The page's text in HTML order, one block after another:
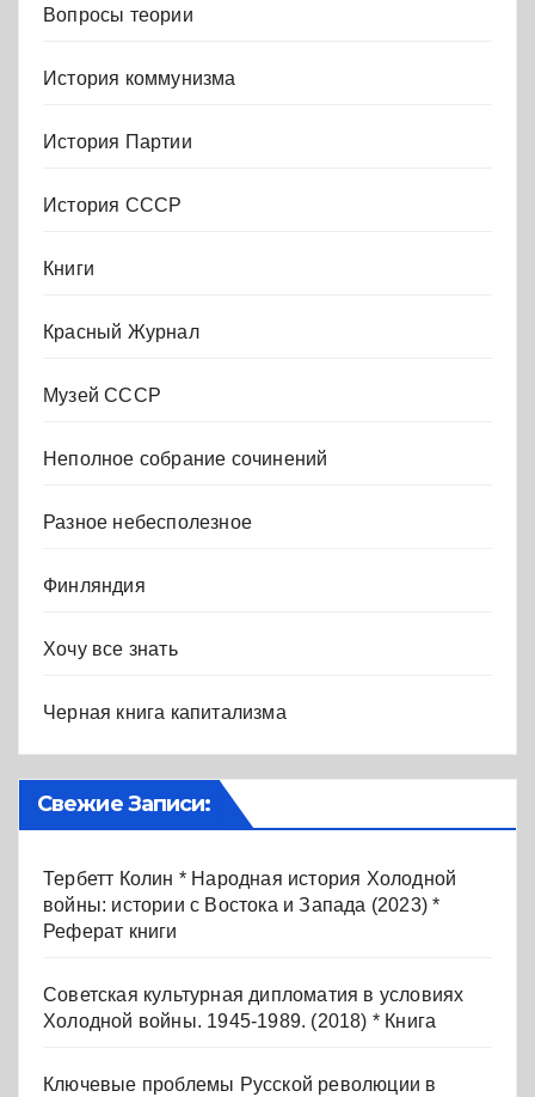
Вопросы теории
История коммунизма
История Партии
История СССР
Книги
Красный Журнал
Музей СССР
Неполное собрание сочинений
Разное небесполезное
Финляндия
Хочу все знать
Черная книга капитализма
Свежие Записи:
Тербетт Колин * Народная история Холодной
войны: истории с Востока и Запада (2023) *
Реферат книги
Советская культурная дипломатия в условиях
Холодной войны. 1945-1989. (2018) * Книга
Ключевые проблемы Русской революции в